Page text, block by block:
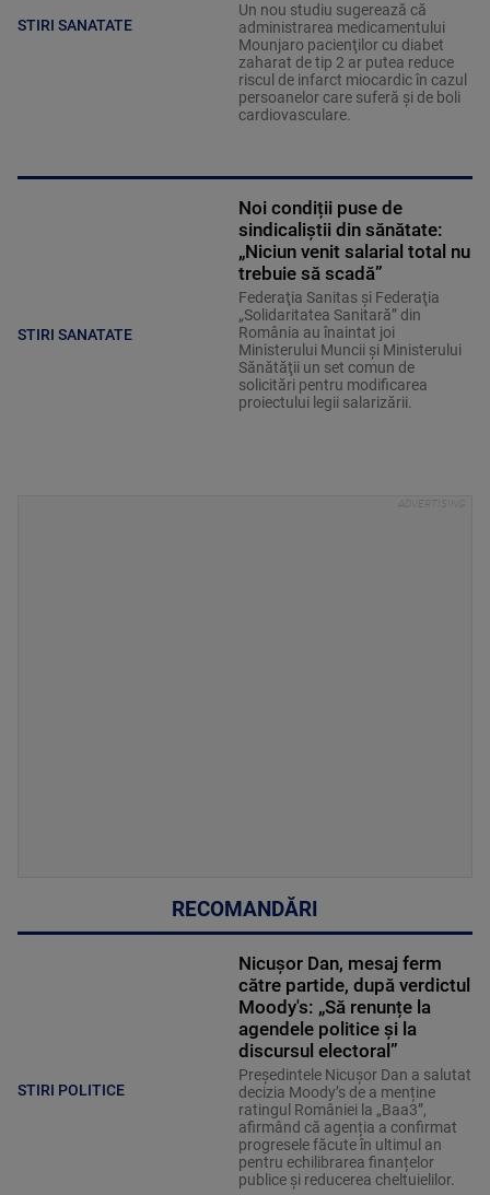
STIRI SANATATE
Un nou studiu sugerează că
administrarea medicamentului
Mounjaro pacienţilor cu diabet
zaharat de tip 2 ar putea reduce
riscul de infarct miocardic în cazul
persoanelor care suferă şi de boli
cardiovasculare.
STIRI SANATATE
Noi condiții puse de
sindicaliștii din sănătate:
„Niciun venit salarial total nu
trebuie să scadă”
Federaţia Sanitas şi Federaţia
„Solidaritatea Sanitară” din
România au înaintat joi
Ministerului Muncii şi Ministerului
Sănătăţii un set comun de
solicitări pentru modificarea
proiectului legii salarizării.
RECOMANDĂRI
STIRI POLITICE
Nicușor Dan, mesaj ferm
către partide, după verdictul
Moody's: „Să renunțe la
agendele politice şi la
discursul electoral”
Președintele Nicușor Dan a salutat
decizia Moody’s de a menține
ratingul României la „Baa3”,
afirmând că agenția a confirmat
progresele făcute în ultimul an
pentru echilibrarea finanțelor
publice și reducerea cheltuielilor.